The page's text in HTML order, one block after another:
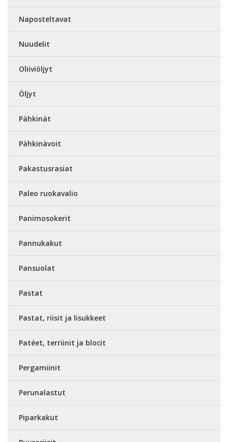
Naposteltavat
Nuudelit
Oliiviöljyt
Öljyt
Pähkinät
Pähkinävoit
Pakastusrasiat
Paleo ruokavalio
Panimosokerit
Pannukakut
Pansuolat
Pastat
Pastat, riisit ja lisukkeet
Patéet, terriinit ja blocit
Pergamiinit
Perunalastut
Piparkakut